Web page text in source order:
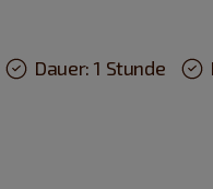
Dauer: 1 Stunde